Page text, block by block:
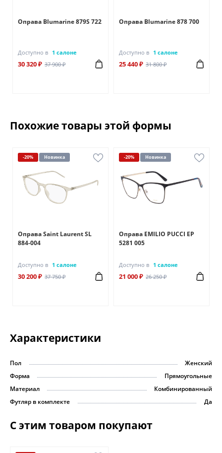
Оправа Blumarine 879S 722
Доступно в 1 салоне
30 320 ₽ 37 900 ₽
Оправа Blumarine 878 700
Доступно в 1 салоне
25 440 ₽ 31 800 ₽
Похожие товары этой формы
-20% Новинка
Оправа Saint Laurent SL
884-004
Доступно в 1 салоне
30 200 ₽ 37 750 ₽
-20% Новинка
Оправа EMILIO PUCCI EP
5281 005
Доступно в 1 салоне
21 000 ₽ 26 250 ₽
Характеристики
Пол
Женский
Форма
Прямоугольные
Материал
Комбинированный
Футляр в комплекте
Да
С этим товаром покупают